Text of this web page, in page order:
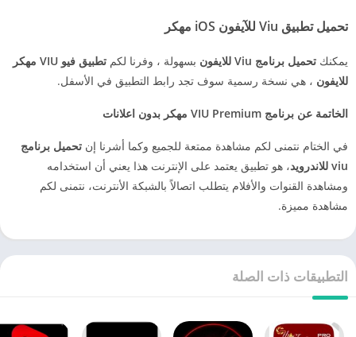
تحميل تطبيق Viu للآيفون iOS مهكر
يمكنك تحميل برنامج Viu للايفون بسهولة ، وفرنا لكم
تطبيق فيو VIU مهكر
للايفون ، هي نسخة رسمية سوف تجد رابط التطبيق في الأسفل.
الخاتمة عن برنامج VIU Premium مهكر بدون اعلانات
في الختام نتمنى لكم مشاهدة ممتعة للجميع وكما أشرنا إن تحميل برنامج
viu للاندرويد
، هو تطبيق يعتمد على الإنترنت هذا يعني أن استخدامه
ومشاهدة القنوات والأفلام يتطلب اتصالاً بالشبكة الأنترنت، نتمنى لكم
مشاهدة مميزة.
التطبيقات ذات الصلة